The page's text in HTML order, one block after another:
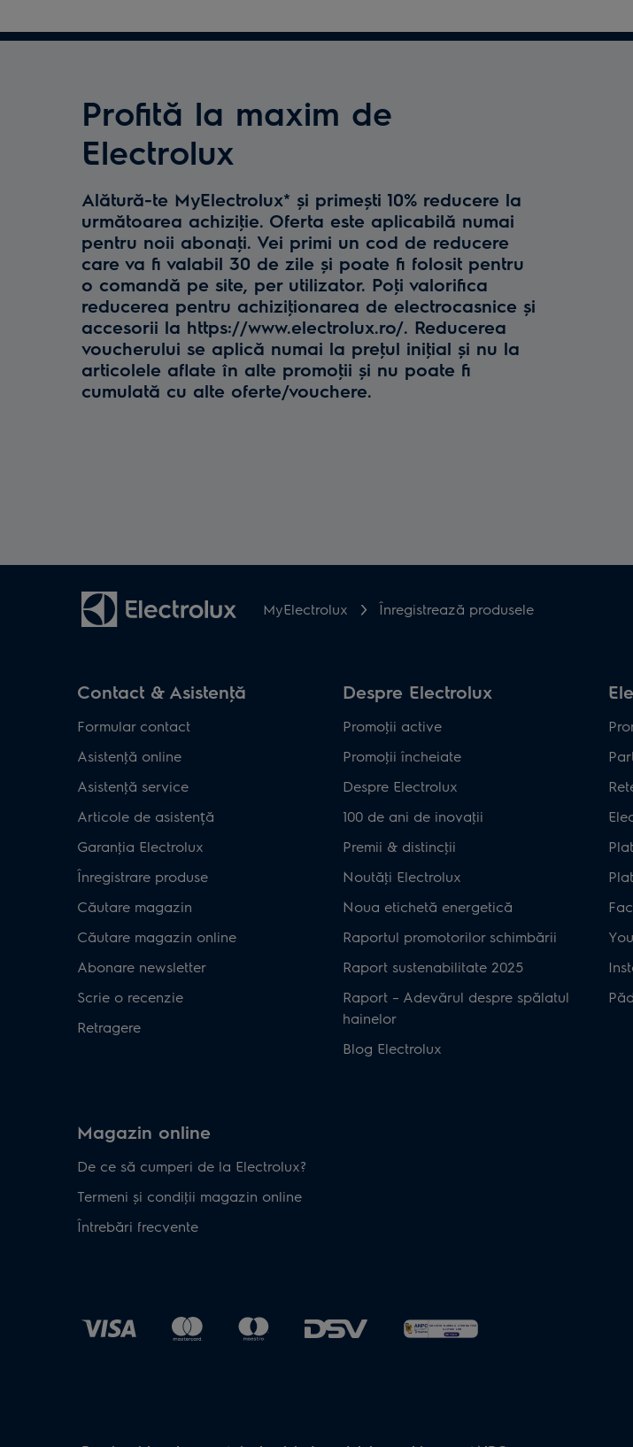
Profită la maxim de
Electrolux
Alătură-te MyElectrolux* și primești 10% reducere la
următoarea achiziţie. Oferta este aplicabilă numai
pentru noii abonaţi. Vei primi un cod de reducere
care va fi valabil 30 de zile și poate fi folosit pentru
o comandă pe site, per utilizator. Poţi valorifica
reducerea pentru achiziţionarea de electrocasnice și
accesorii la https://www.electrolux.ro/. Reducerea
voucherului se aplică numai la preţul iniţial și nu la
articolele aflate în alte promoţii și nu poate fi
cumulată cu alte oferte/vouchere.
MyElectrolux Înregistrează produsele
Contact & Asistenţă
Formular contact
Asistenţă online
Asistenţă service
Articole de asistență
Garanţia Electrolux
Înregistrare produse
Căutare magazin
Căutare magazin online
Abonare newsletter
Scrie o recenzie
Retragere
Despre Electrolux
Promoţii active
Promoţii încheiate
Despre Electrolux
100 de ani de inovaţii
Premii & distincţii
Noutăţi Electrolux
Noua etichetă energetică
Raportul promotorilor schimbării
Raport sustenabilitate 2025
Raport – Adevărul despre spălatul
hainelor
Blog Electrolux
Magazin online
De ce să cumperi de la Electrolux?
Termeni și condiţii magazin online
Întrebări frecvente